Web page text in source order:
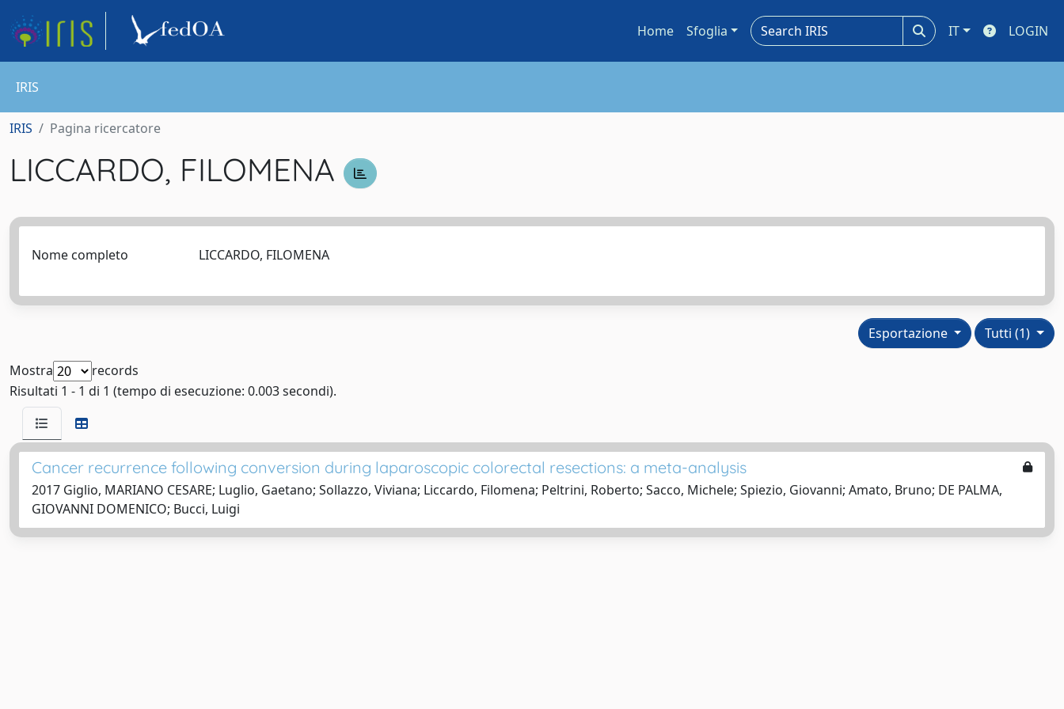
Home Sfoglia IT LOGIN
IRIS
IRIS Pagina ricercatore
LICCARDO, FILOMENA
Nome completo LICCARDO, FILOMENA
Tutti (1)
Esportazione
Mostra
records
Risultati 1 - 1 di 1 (tempo di esecuzione: 0.003 secondi).
Cancer recurrence following conversion during laparoscopic colorectal resections: a meta-analysis
2017 Giglio, MARIANO CESARE; Luglio, Gaetano; Sollazzo, Viviana; Liccardo, Filomena; Peltrini, Roberto; Sacco, Michele; Spiezio, Giovanni; Amato, Bruno; DE PALMA,
GIOVANNI DOMENICO; Bucci, Luigi